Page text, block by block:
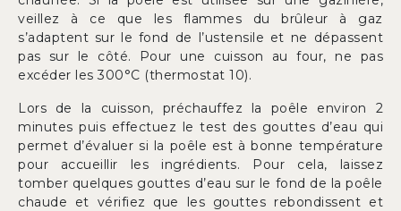
veillez à ce que les flammes du brûleur à gaz
s’adaptent sur le fond de l’ustensile et ne dépassent
pas sur le côté. Pour une cuisson au four, ne pas
excéder les 300°C (thermostat 10).
Lors de la cuisson, préchauffez la poêle environ 2
minutes puis effectuez le test des gouttes d’eau qui
permet d’évaluer si la poêle est à bonne température
pour accueillir les ingrédients. Pour cela, laissez
tomber quelques gouttes d’eau sur le fond de la poêle
chaude et vérifiez que les gouttes rebondissent et